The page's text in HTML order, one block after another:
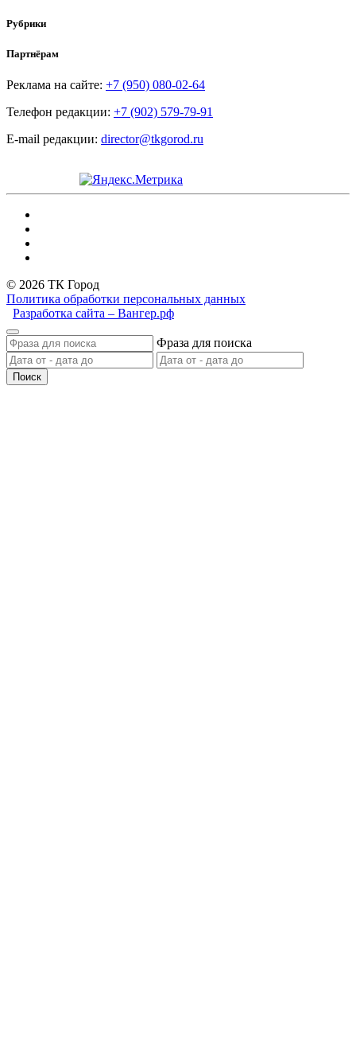
Рубрики
Партнёрам
Реклама на сайте: +7 (950) 080-02-64
Телефон редакции: +7 (902) 579-79-91
E-mail редакции: director@tkgorod.ru
© 2026 ТК Город
Политика обработки персональных данных
Разработка сайта – Вангер.рф
Фраза для поиска
Поиск